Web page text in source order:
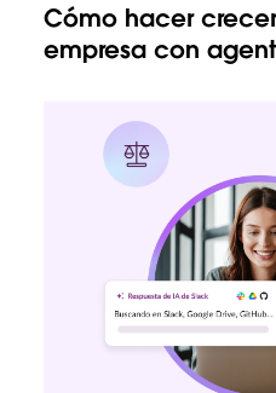
Cómo hacer
empresa con